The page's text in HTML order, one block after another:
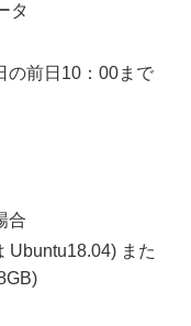
タ
の前日10：00まで
合
Ubuntu18.04) また